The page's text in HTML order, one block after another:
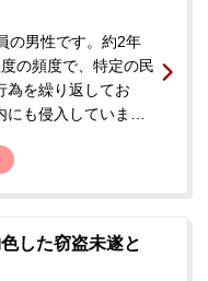
ていましたが、被
るなど示談交渉が
た。ご子息が大学3年
たため、前科がつ
けたいとの思いか
の男性です。約2年
の頻度で、特定の民
為を繰り返してお
にも侵入していまし
者が特定されまし
を繰り返していた
の一環としてスマー
した窃盗未遂と